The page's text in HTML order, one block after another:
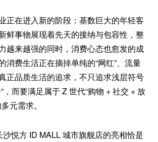
正在进入新的阶段：基数巨大的年轻客
鲜事物展现着先天的接纳与包容性，整
越来越强的同时，消费心态也愈发的成
消费生活正在摘掉单纯的“网红”、流量
正品质生活的追求，不只追求浅层符号
，而要满足属于 Z 世代“购物 + 社交 + 放
元需求。
悦方 ID MALL 城市旗舰店的亮相恰是